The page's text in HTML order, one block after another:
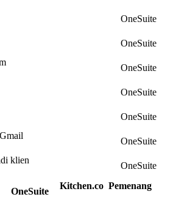
OneSuite
OneSuite
OneSuite
OneSuite
OneSuite
OneSuite
klien
OneSuite
OneSuite
Kitchen.co Pemenang